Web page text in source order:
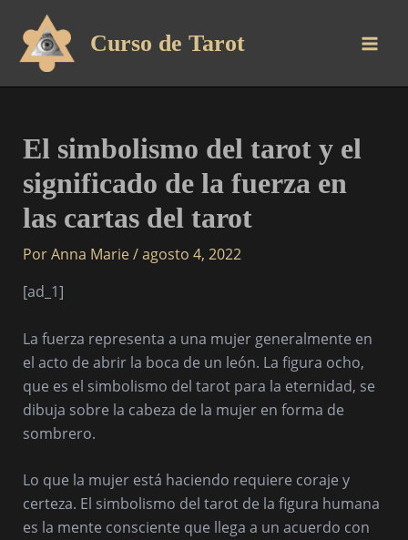
contenido
Curso de Tarot
El simbolismo del tarot y el
significado de la fuerza en
las cartas del tarot
PorAnna Marie/agosto 4, 2022
[ad_1]
La fuerza representa a una mujer generalmente en
el acto de abrir la boca de un león. La figura ocho,
que es el simbolismo del tarot para la eternidad, se
dibuja sobre la cabeza de la mujer en forma de
sombrero.
Lo que la mujer está haciendo requiere coraje y
certeza. El simbolismo del tarot de la figura humana
es la mente consciente que llega a un acuerdo con